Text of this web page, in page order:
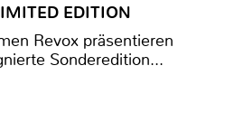
EDITION
Revox präsentieren
Sonderedition...